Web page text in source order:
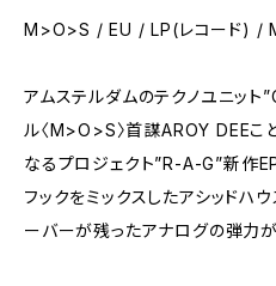
M>O>S / EU / LP(レコード) /
アムステルダムのテクノユニッ
ル〈M>O>S〉首謀AROY DEE
なるプロジェクト”R-A-G”新作
フックをミックスしたアシッドハ
ーバーが残ったアナログの弾力が